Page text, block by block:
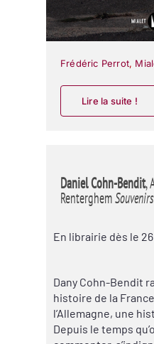
Frédéric Perrot,
Lire la suite !
Daniel Cohn-Bendit,
Renterghem
En librairie dès le
Dany Cohn-Bendit
histoire de la
l’Allemagne, une
Depuis le temps